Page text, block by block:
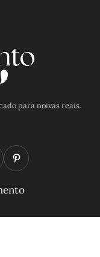
para noivas reais.
P
i
t